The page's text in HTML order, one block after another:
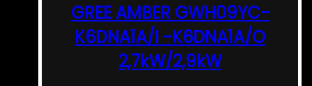
GREE AMBER GWH09YC-
K6DNA1A/I -K6DNA1A/O
2,7kW/2,9kW